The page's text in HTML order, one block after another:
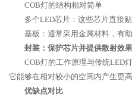
COB灯的结构相对简单
多个LED芯片：这些芯片直接
基板：通常采用金属材料，有助
封装：保护芯片并提供散射效果
COB灯的工作原理与传统LED
它能够在相对较小的空间内产生更高
优缺点对比